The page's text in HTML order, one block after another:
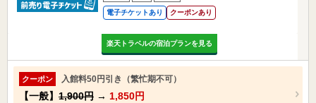
電子チケットあり クーポンあり
楽天トラベルの宿泊プランを見る
クーポン 入館料50円引き（繁忙期不可）
【一般】 1,900円 → 1,850円